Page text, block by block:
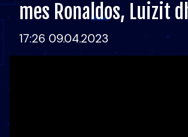
mes Ronaldos, Luizit
17:26 09.04.2023